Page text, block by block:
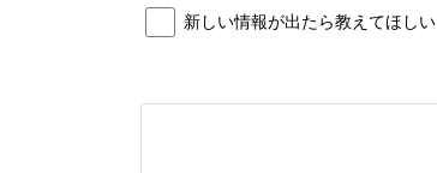
新しい情報が出たら教えてほしい